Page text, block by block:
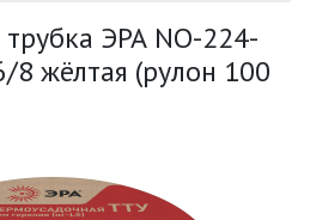
ПРОЖЕКТОРЫ
САДОВО-ПАРКОВЫЕ
СВЕТИЛЬНИКИ
ЭРА NO-224-
8 жёлтая (рулон 100